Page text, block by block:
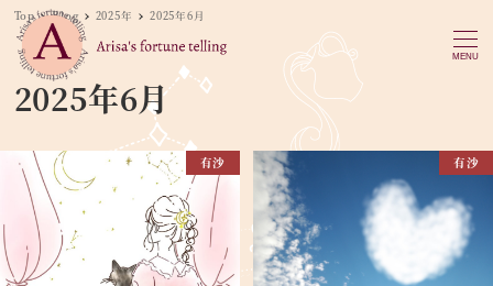
MENU
Top Blog 2025年 2025年6月
2025年6月
有沙 有沙